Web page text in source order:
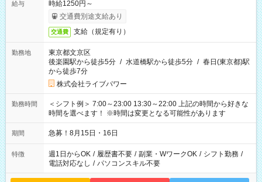
給与
時給1250円～
交通費別途支給あり
交通費 支給（規定有り）
勤務地
東京都文京区
後楽園駅から徒歩5分 / 水道橋駅から徒歩5分 / 春日(東京都)駅
から徒歩7分
株式会社ライブパワー
勤務時間
＜シフト例＞ 7:00～23:00 13:30～22:00 上記の時間から好きな
時間を選べます！ ※時間は変更となる可能性があります
期間 急募！8月15日・16日
特徴 週1日からOK / 履歴書不要 / 副業・WワークOK / シフト勤務 /
電話対応なし / パソコンスキル不要